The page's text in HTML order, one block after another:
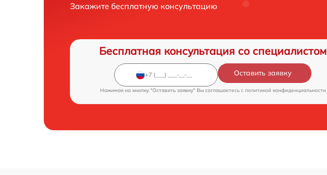
Закажите бесплатную консультацию
Бесплатная консультация со специалистом
Оставить заявку
Нажимая на кнопку "Оставить заявку" Вы соглашаетесь c политикой конфиденциальности